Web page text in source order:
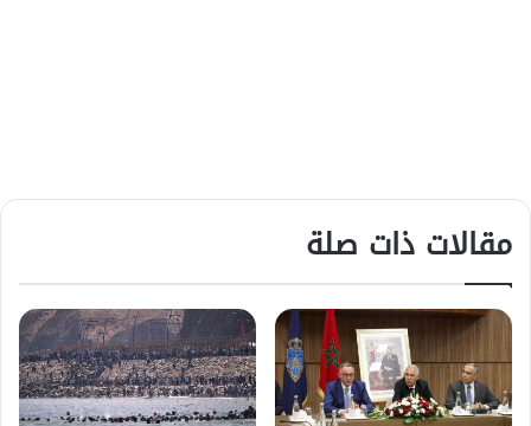
مقالات ذات صلة